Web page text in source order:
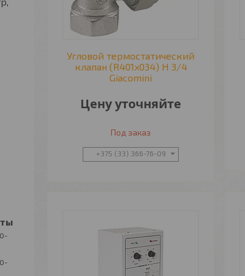
Угловой термостатический
клапан (R401x034) Н 3/4
Giacomini
Цену уточняйте
Под заказ
+375 (33) 366-76-09